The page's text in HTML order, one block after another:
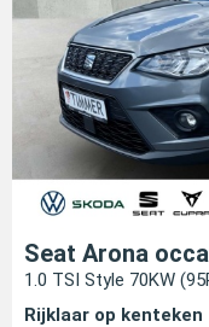
Seat Arona
1.0 TSI Style 70KW
Rijklaar op kenteken